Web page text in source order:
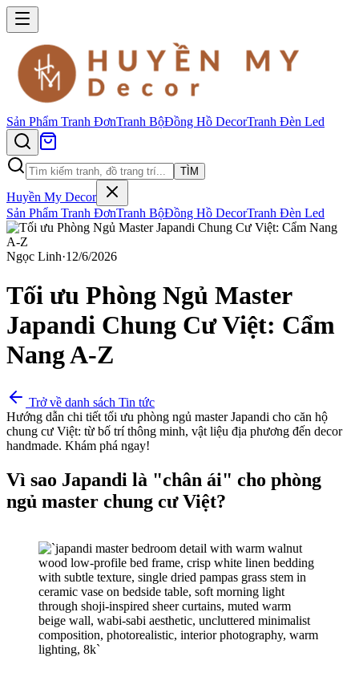
Sản Phẩm Tranh ĐơnTranh BộĐồng Hồ DecorTranh Đèn Led
TÌM
Huyền My Decor
Sản Phẩm Tranh ĐơnTranh BộĐồng Hồ DecorTranh Đèn Led
Ngọc Linh·12/6/2026
Tối ưu Phòng Ngủ Master
Japandi Chung Cư Việt: Cẩm
Nang A-Z
Trở về danh sách Tin tức
Hướng dẫn chi tiết tối ưu phòng ngủ master Japandi cho căn hộ
chung cư Việt: từ bố trí thông minh, vật liệu địa phương đến decor
handmade. Khám phá ngay!
Vì sao Japandi là "chân ái" cho phòng
ngủ master chung cư Việt?